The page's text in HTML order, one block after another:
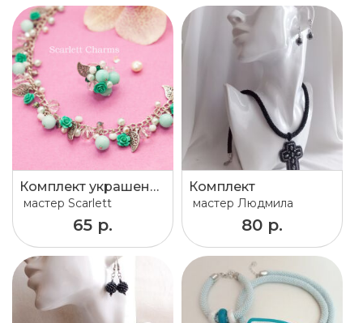
Комплект украшений Весенний сад с нефритом и кристаллами
мастер Scarlett
65 р.
Комплект
мастер Людмила
80 р.